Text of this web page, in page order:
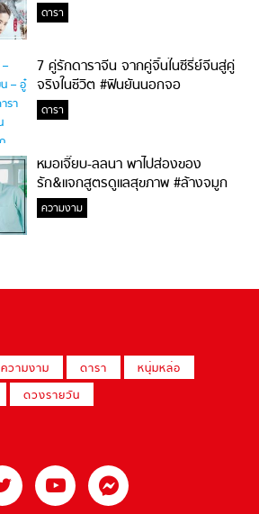
ดารา
7 คู่รักดาราจีน จากคู่จิ้นในซีรี่ย์จีนสู่คู่
จริงในชีวิต #ฟินยันนอกจอ
ดารา
หมอเจี๊ยบ-ลลนา พาไปส่องของ
รัก&แจกสูตรดูแลสุขภาพ #ล้างจมูก
ไม่ยากจะสอนให้
ความงาม
ความงาม ดารา
หนุ่มหล่อ
ดวงรายวัน